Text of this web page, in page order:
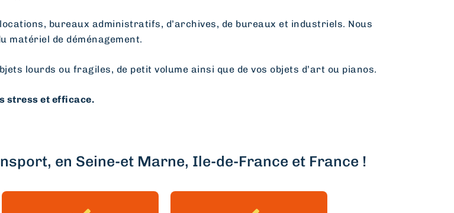
bureaux administratifs, d’archives, de bureaux et industriels. Nous
matériel de déménagement.
lourds ou fragiles, de petit volume ainsi que de vos objets d’art ou pianos.
stress et efficace.
en Seine-et Marne, Ile-de-France et France !